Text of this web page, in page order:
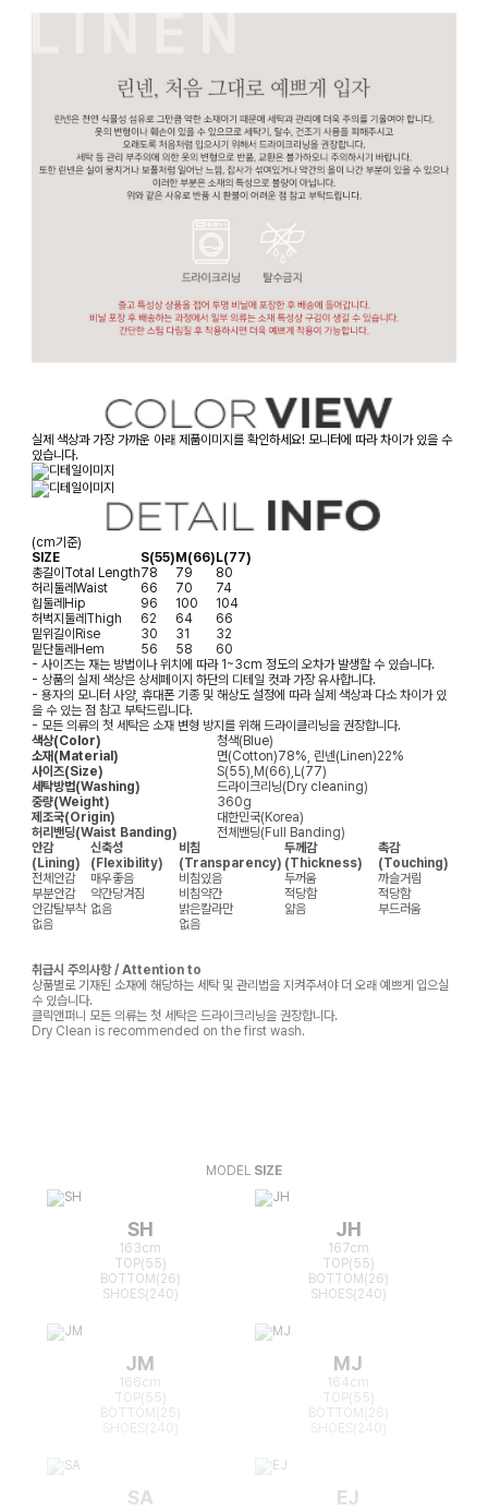
실제 색상과 가장 가까운 아래 제품이미지를 확인하세요! 모니터에 따라 차이가 있을 수
있습니다.
(cm기준)
SIZE
S(55) M(66) L(77)
총길이 Total Length78 79
80
허리둘레 Waist 66 70
74
힙둘레 Hip 96 100
104
허벅지둘레 Thigh 62 64
66
밑위길이 Rise 30 31
32
밑단둘레 Hem 56 58
60
- 사이즈는 재는 방법이나 위치에 따라 1~3cm 정도의 오차가 발생할 수 있습니다.
- 상품의 실제 색상은 상세페이지 하단의 디테일 컷과 가장 유사합니다.
- 용자의 모니터 사양, 휴대폰 기종 및 해상도 설정에 따라 실제 색상과 다소 차이가 있
을 수 있는 점 참고 부탁드립니다.
- 모든 의류의 첫 세탁은 소재 변형 방지를 위해 드라이클리닝을 권장합니다.
색상(Color)
청색(Blue)
소재(Material)
면(Cotton)78%, 린넨(Linen)22%
사이즈(Size)
S(55),M(66),L(77)
세탁방법(Washing)
드라이크리닝(Dry cleaning)
중량(Weight)
360g
제조국(Origin)
대한민국(Korea)
허리밴딩(Waist Banding)
전체밴딩(Full Banding)
안감
(Lining)
신축성
(Flexibility)
비침
(Transparency)
두께감
(Thickness)
촉감
(Touching)
전체안감
매우좋음 비침있음 두꺼움
까슬거림
부분안감
약간당겨짐 비침약간 적당함
적당함
안감탈부착 없음 밝은칼라만 얇음
부드러움
없음
없음
취급시 주의사항 / Attention to
상품별로 기재된 소재에 해당하는 세탁 및 관리법을 지켜주셔야 더 오래 예쁘게 입으실
수 있습니다.
클릭앤퍼니 모든 의류는 첫 세탁은 드라이크리닝을 권장합니다.
Dry Clean is recommended on the first wash.
MODEL SIZE
SH
163cm
TOP(55)
BOTTOM(26)
SHOES(240)
JH
167cm
TOP(55)
BOTTOM(26)
SHOES(240)
JM
166cm
TOP(55)
BOTTOM(25)
MJ
164cm
TOP(55)
BOTTOM(26)
SA EJ